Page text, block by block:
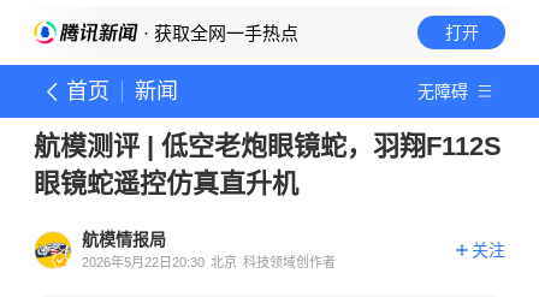
· 获取全网一手热点 打开
首页 新闻 无障碍
航模测评 | 低空老炮眼镜蛇，羽翔F112S
眼镜蛇遥控仿真直升机
航模情报局
2026年5月22日20:30 北京 科技领域创作者
关注